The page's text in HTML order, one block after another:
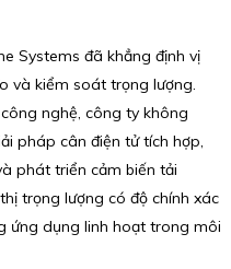
Systems đã khẳng định vị
và kiểm soát trọng lượng.
nghệ, công ty không
pháp cân điện tử tích hợp,
phát triển cảm biến tải
trọng lượng có độ chính xác
ứng dụng linh hoạt trong môi